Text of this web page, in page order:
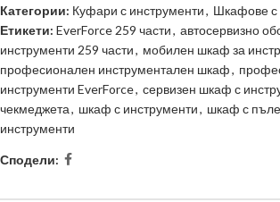
Категории: Куфари с инструменти, Шкафове с
Етикети: EverForce 259 части, автосервизно
инструменти 259 части, мобилен шкаф за
професионален инструментален шкаф,
инструменти EverForce, сервизен шкаф с
чекмеджета, шкаф с инструменти, шкаф с
инструменти
Сподели: